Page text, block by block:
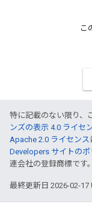
こ
特に記載のない限り、
ンズの表示 4.0 ライセ
Apache 2.0 ライセンス
Developers サイトのポ
連会社の登録商標です。
最終更新日 2026-02-17